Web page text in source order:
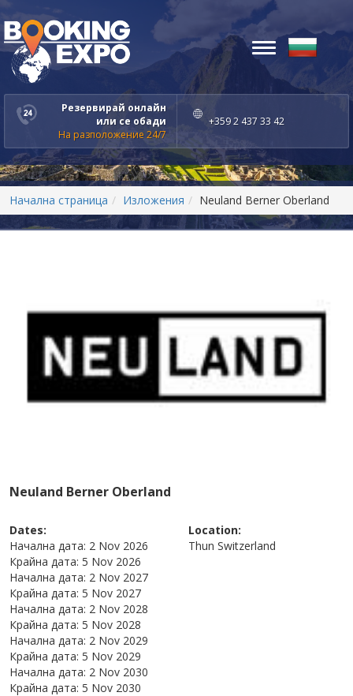
Резервирай онлайн
или се обади
На разположение 24/7
+359 2 437 33 42
Toggle
navigation
Начална страница Изложения Neuland Berner Oberland
Neuland Berner Oberland
Dates:
Начална дата: 2 Nov 2026
Крайна дата: 5 Nov 2026
Начална дата: 2 Nov 2027
Крайна дата: 5 Nov 2027
Начална дата: 2 Nov 2028
Крайна дата: 5 Nov 2028
Начална дата: 2 Nov 2029
Крайна дата: 5 Nov 2029
Начална дата: 2 Nov 2030
Крайна дата: 5 Nov 2030
Location:
Thun Switzerland